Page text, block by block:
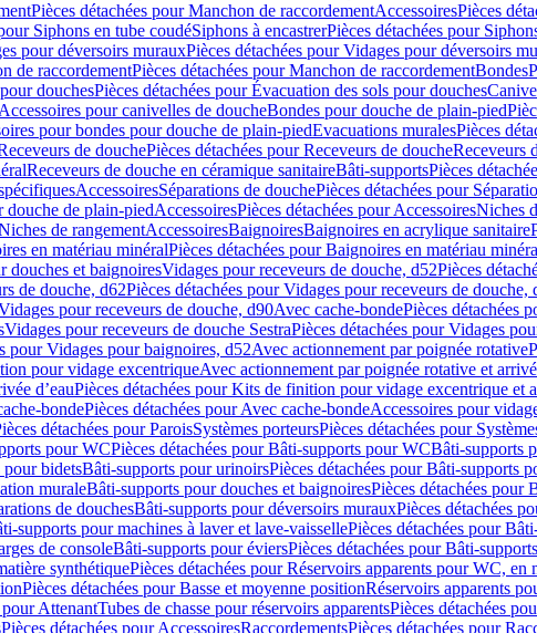
Pièces détachées pour Manchon de raccordementAccessoiresPièces
Siphons en tube coudéSiphons à encastrerPièces détachées pour
pour déversoirs murauxPièces détachées pour Vidages pour déversoirs
de raccordementPièces détachées pour Manchon de raccordementBondes
douchesPièces détachées pour Évacuation des sols pour douches
pour canivelles de doucheBondes pour douche de plain-pied
pour bondes pour douche de plain-piedEvacuations muralesPièces
de douchePièces détachées pour Receveurs de doucheReceveurs
Receveurs de douche en céramique sanitaireBâti-supportsPièces
AccessoiresSéparations de douchePièces détachées pour
douche de plain-piedAccessoiresPièces détachées pour AccessoiresNiches
de rangementAccessoiresBaignoiresBaignoires en acrylique sanitaire
en matériau minéralPièces détachées pour Baignoires en matériau
douches et baignoiresVidages pour receveurs de douche, d52Pièces
de douche, d62Pièces détachées pour Vidages pour receveurs de douche,
pour receveurs de douche, d90Avec cache-bondePièces détachées
Vidages pour receveurs de douche SestraPièces détachées pour Vidages
pour Vidages pour baignoires, d52Avec actionnement par poignée rotative
pour vidage excentriqueAvec actionnement par poignée rotative et
d’eauPièces détachées pour Kits de finition pour vidage excentrique et
bondePièces détachées pour Avec cache-bondeAccessoires pour
détachées pour ParoisSystèmes porteursPièces détachées pour
pour WCPièces détachées pour Bâti-supports pour WCBâti-supports
pour bidetsBâti-supports pour urinoirsPièces détachées pour Bâti-supports
muraleBâti-supports pour douches et baignoiresPièces détachées pour
de douchesBâti-supports pour déversoirs murauxPièces détachées
supports pour machines à laver et lave-vaissellePièces détachées pour
de consoleBâti-supports pour éviersPièces détachées pour Bâti-
synthétiquePièces détachées pour Réservoirs apparents pour WC, en
Pièces détachées pour Basse et moyenne positionRéservoirs apparents
pour AttenantTubes de chasse pour réservoirs apparentsPièces détachées
Pièces détachées pour AccessoiresRaccordementsPièces détachées pour